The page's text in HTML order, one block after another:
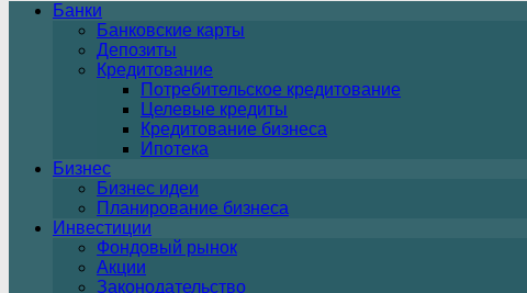
Банки
Банковские карты
Депозиты
Кредитование
Потребительское кредитование
Целевые кредиты
Кредитование бизнеса
Ипотека
Бизнес
Бизнес идеи
Планирование бизнеса
Инвестиции
Фондовый рынок
Акции
Законодательство